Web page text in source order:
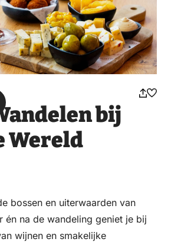
bij
Wereld
bossen en uiterwaarden van
én na de wandeling geniet je bij
wijnen en smakelijke